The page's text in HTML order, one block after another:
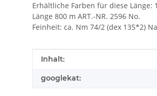
Erhältliche Farben für diese Länge:
Länge 800 m ART.-NR. 2596 No.
Feinheit: ca. Nm 74/2 (dex 135*2)
Produkteigenschaft
Wert
Inhalt:
googlekat: